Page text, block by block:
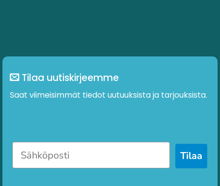
Tilaa uutiskirjeemme
Saat viimeisimmät tiedot uutuuksista ja tarjouksista.
Tilaa